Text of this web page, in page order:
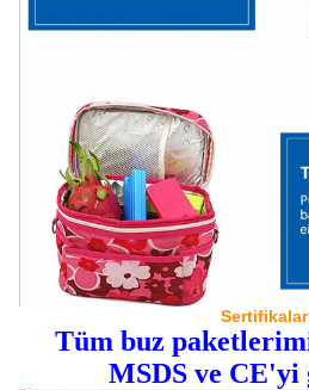
Tüm buz
MSDS ve CE'yi